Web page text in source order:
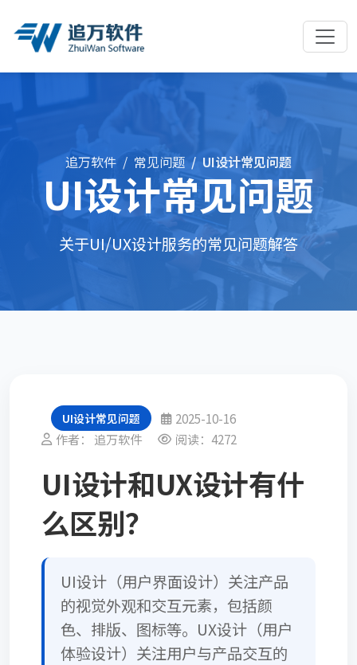
追万软件 常见问题 UI设计常见问题
UI设计常见问题
关于UI/UX设计服务的常见问题解答
UI设计常见问题
2025-10-16
作者： 追万软件
阅读：4272
UI设计和UX设计有什
么区别？
UI设计（用户界面设计）关注产品
的视觉外观和交互元素，包括颜
色、排版、图标等。UX设计（用户
体验设计）关注用户与产品交互的